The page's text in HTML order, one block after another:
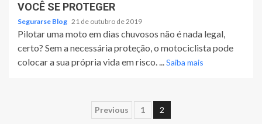
VOCÊ SE PROTEGER
Segurarse Blog 21 de outubro de 2019
Pilotar uma moto em dias chuvosos não é nada legal,
certo? Sem a necessária proteção, o motociclista pode
colocar a sua própria vida em risco. ...Saiba mais
Paginação
Previous 1 2